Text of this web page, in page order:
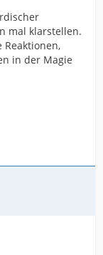
mal klarstellen.
in der Magie